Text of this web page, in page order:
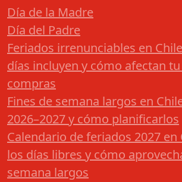
Día de la Madre
Día del Padre
Feriados irrenunciables en
días incluyen y cómo afectan
compras
Fines de semana largos en
2026–2027 y cómo planificarlos
Calendario de feriados 2027 en
los días libres y cómo
semana largos